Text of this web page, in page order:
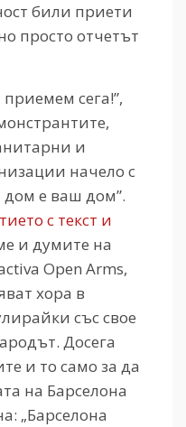
били приети
просто отчетът
сега!”,
и
начело с
е ваш дом”.
с текст и
и думите на
Open Arms,
хора в
със свое
Досега
и то само за да
на Барселона
„Барселона